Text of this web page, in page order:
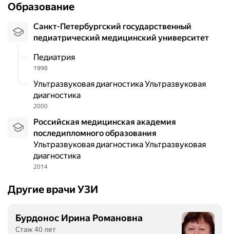
Образование
Санкт-Петербургский государственный
педиатрический медицинский университет
Педиатрия
1998
Ультразвуковая диагностика Ультразвуковая
диагностика
2000
Российская медицинская академия
последипломного образования
Ультразвуковая диагностика Ультразвуковая
диагностика
2014
Другие врачи УЗИ
Бурдонос Ирина Романовна
Стаж 40 лет